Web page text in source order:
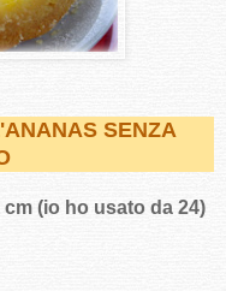
SENZA
(io ho usato da 24)